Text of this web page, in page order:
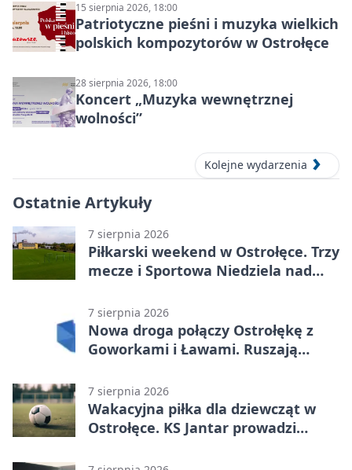
15 sierpnia 2026, 18:00
Patriotyczne pieśni i muzyka wielkich
polskich kompozytorów w Ostrołęce
28 sierpnia 2026, 18:00
Koncert „Muzyka wewnętrznej
wolności”
Kolejne wydarzenia
Ostatnie Artykuły
7 sierpnia 2026
Piłkarski weekend w Ostrołęce. Trzy
mecze i Sportowa Niedziela nad
7 sierpnia 2026
Nowa droga połączy Ostrołękę z
Goworkami i Ławami. Ruszają
7 sierpnia 2026
Wakacyjna piłka dla dziewcząt w
Ostrołęce. KS Jantar prowadzi